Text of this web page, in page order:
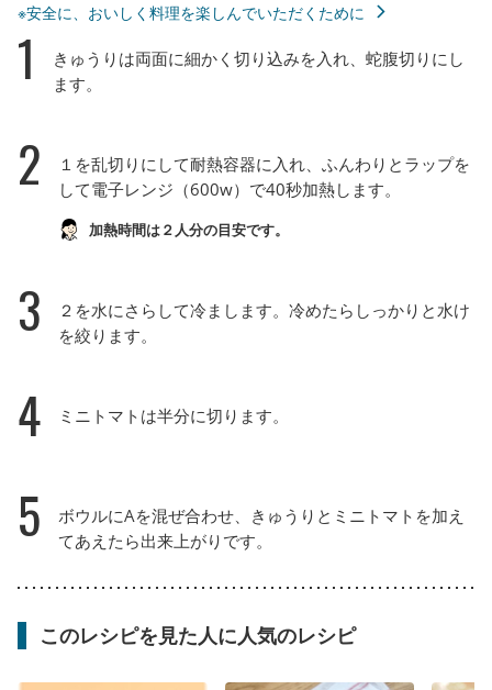
※安全に、おいしく料理を楽しんでいただくために
1
きゅうりは両面に細かく切り込みを入れ、蛇腹切りにし
ます。
2
１を乱切りにして耐熱容器に入れ、ふんわりとラップを
して電子レンジ（600w）で40秒加熱します。
加熱時間は２人分の目安です。
3
２を水にさらして冷まします。冷めたらしっかりと水け
を絞ります。
4 ミニトマトは半分に切ります。
5
ボウルにAを混ぜ合わせ、きゅうりとミニトマトを加え
てあえたら出来上がりです。
このレシピを見た人に人気のレシピ